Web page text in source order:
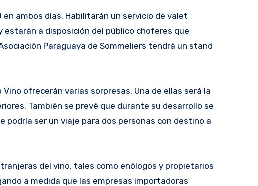
ambos días. Habilitarán un servicio de valet
a disposición del público choferes que
Paraguaya de Sommeliers tendrá un stand
ofrecerán varias sorpresas. Una de ellas será la
También se prevé que durante su desarrollo se
ser un viaje para dos personas con destino a
del vino, tales como enólogos y propietarios
a medida que las empresas importadoras